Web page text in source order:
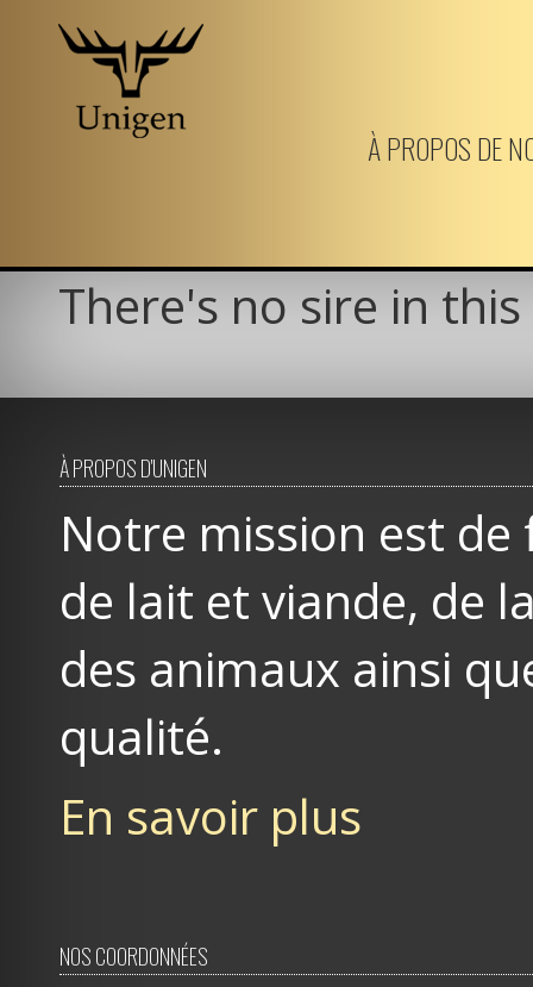
Aller
À PROPOS DE
There's no sire in
À PROPOS D'UNIGEN
Notre mission est
de lait et viande, de
des animaux ainsi
qualité.
En savoir plus
NOS COORDONNÉES